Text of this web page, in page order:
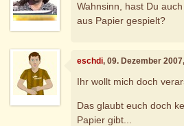
Wahnsinn, hast Du
aus Papier gespielt?
eschdi, 09. Dezember
Ihr wollt mich doch
Das glaubt euch doch
Papier gibt...